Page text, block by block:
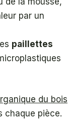
par un
paillettes
du bois
chaque pièce.